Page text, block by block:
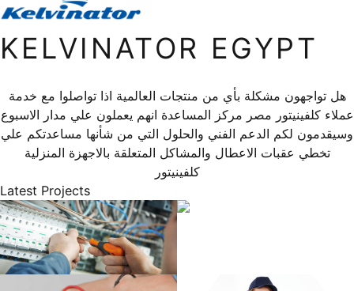
KELVINATOR EGYPT
هل تواجهون مشكلة بأي من منتجات العالمية اذا تواصلوا مع خدمة
عملاء كلفينيتور مصر مركز المساعدة انهم يعملون علي مدار الاسبوع
وسيقدمون لكم الدعم الفني والحلول التي من شأنها مساعدتكم علي
تخطي عقبات الاعطال والمشاكل المتعلقة بالاجهزة المنزلية
كلفينيتور
Latest Projects